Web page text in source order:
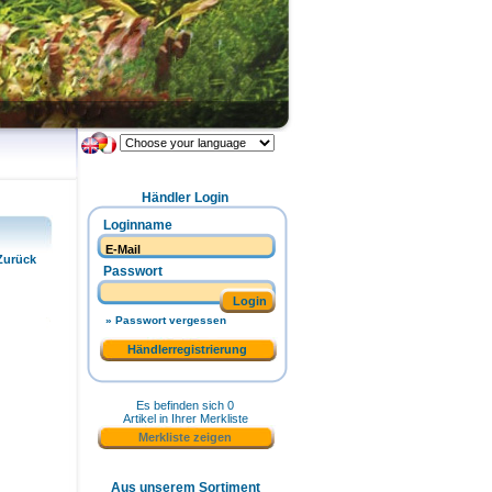
Händler Login
Loginname
Passwort
Login
» Passwort vergessen
Händlerregistrierung
Es befinden sich 0
Artikel in Ihrer Merkliste
Merkliste zeigen
Aus unserem Sortiment